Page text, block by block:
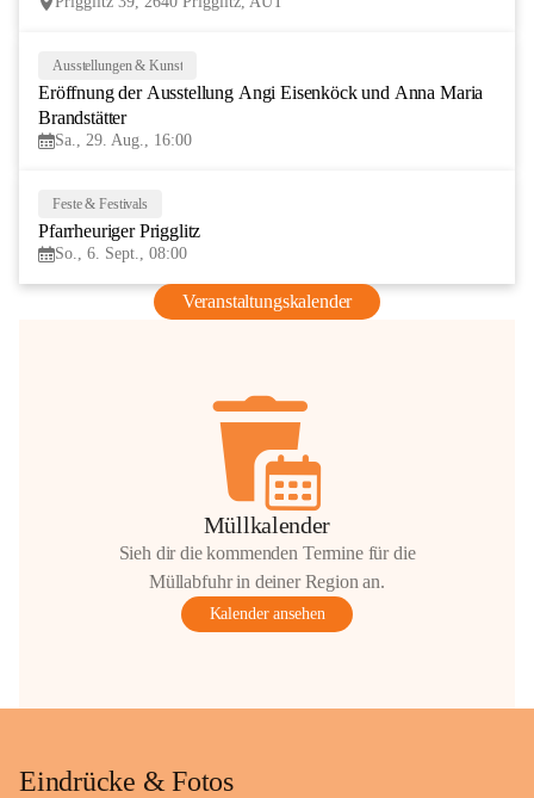
AUG
Ausstellungen & Kunst
Eröffnung der Ausstellung Angi Eisenköck und Anna Maria
Brandstätter
Sa., 29. Aug., 16:00
Feste & Festivals
Pfarrheuriger Prigglitz
So., 6. Sept., 08:00
Veranstaltungskalender
Müllkalender
Sieh dir die kommenden Termine für die
Müllabfuhr in deiner Region an.
Kalender ansehen
Eindrücke & Fotos